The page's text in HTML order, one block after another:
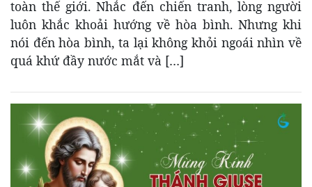
toàn thế giới. Nhắc đến chiến tranh, lòng người
luôn khắc khoải hướng về hòa bình. Nhưng khi
nói đến hòa bình, ta lại không khỏi ngoái nhìn về
quá khứ đầy nước mắt và […]